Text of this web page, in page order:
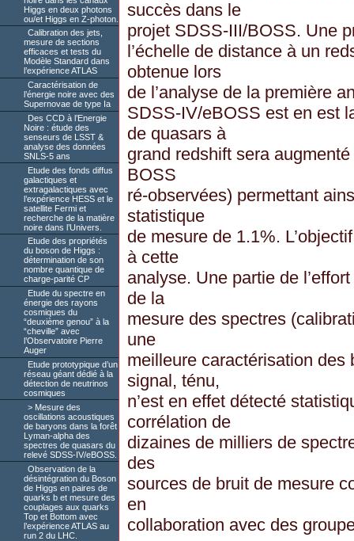
Higgs en deux photons
ou/et Higgs en Z-photon.
Calibration des jets,
mesure de sections
efficaces et tests du
Modèle Standard dans
l’expérience ATLAS
Caractérisation de
l’énergie noire avec des
Supernovae de type Ia
Des CCD à l’Energie
Noire : étude des
senseurs de LSST &
analyse des données
SNLS-5 ans
Etude des fonds diffus
galactiques et
extragalactiques avec
l’expérience HESS et le
satellite Fermi et
recherche de la matière
noire dans l’Univers.
Etude des propriétés
du boson de Higgs :
détermination de son
nombre quantique de
charge-parité CP
Etude du spectre en
énergie des rayons
cosmiques du
“deuxième genou” à la
“cheville” avec
l’Observatoire Pierre
Auger
Etude prototypique d’un
réseau géant dédié à la
détection de neutrinos
cosmiques
Mesure des
oscillations acoustiques
de baryons dans la forêt
Lyman-alpha des
spectres de quasars du
relevé SDSS-IV/eBOSS.
Observation de la
désintégration du Boson
de Higgs en paires de
quarks b et mesure des
couplages aux quarks
Top et Bottom avec
l’expérience ATLAS au
run 2 du LHC.
succès dans le
projet SDSS-III/BOSS. Une
l’échelle de distance à un
obtenue lors
de l’analyse de la première
SDSS-IV/eBOSS est en est
de quasars à
grand redshift sera
BOSS
ré-observées) permettant
statistique
de mesure de 1.1%.
à cette
analyse. Une partie de
de la
mesure des spectres
une
meilleure caractérisation des
signal, ténu,
n’est en effet détecté
corrélation de
dizaines de milliers de
des
sources de bruit de mesure
en
collaboration avec des